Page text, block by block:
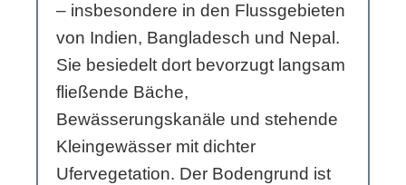
– insbesondere in den Flussgebieten
von Indien, Bangladesch und Nepal.
Sie besiedelt dort bevorzugt langsam
fließende Bäche,
Bewässerungskanäle und stehende
Kleingewässer mit dichter
Ufervegetation. Der Bodengrund ist